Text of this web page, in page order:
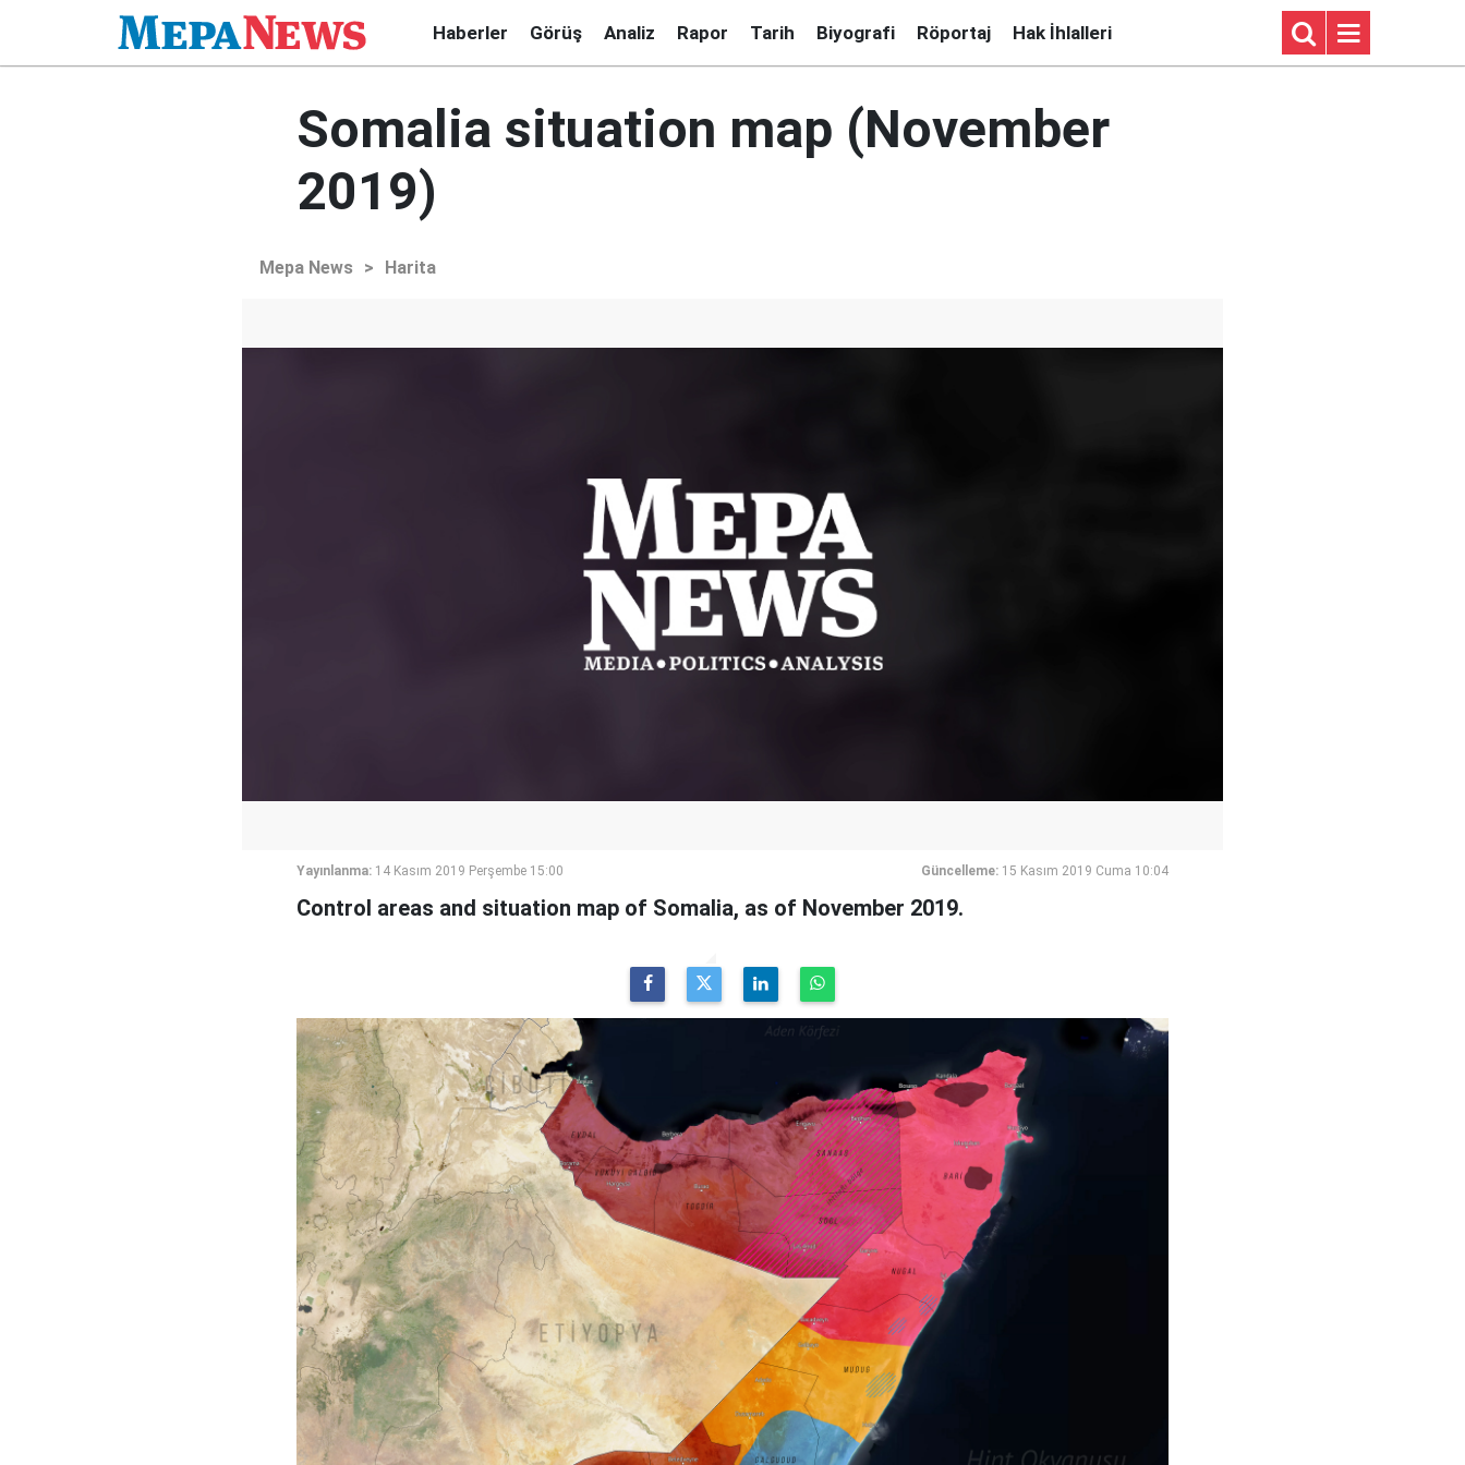
Haberler Görüş Analiz Rapor Tarih Biyografi Röportaj Hak İhlalleri
Somalia situation map (November
2019)
Mepa News > Harita
Yayınlanma: 14 Kasım 2019 Perşembe 15:00 Güncelleme: 15 Kasım 2019 Cuma 10:04
Control areas and situation map of Somalia, as of November 2019.